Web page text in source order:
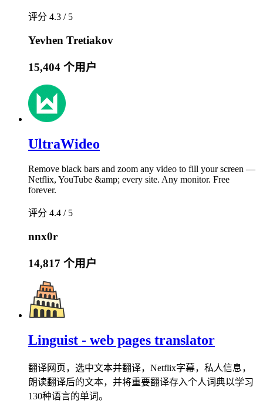
评分 4.3 / 5
Yevhen Tretiakov
15,404 个用户
UltraWideo
Remove black bars and zoom any video to fill your screen —
Netflix, YouTube &amp; every site. Any monitor. Free
forever.
评分 4.4 / 5
nnx0r
14,817 个用户
Linguist - web pages translator
翻译网页，选中文本并翻译，Netflix字幕，私人信息，
朗读翻译后的文本，并将重要翻译存入个人词典以学习
130种语言的单词。